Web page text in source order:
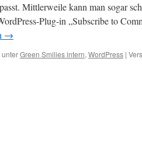
Mittlerweile kann man sogar
Plug-in „Subscribe to
→
unterGreen Smilies intern, WordPress |